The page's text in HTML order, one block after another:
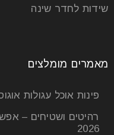
שידות לחדר שינה
מאמרים מומלצים
פינות אוכל עגולות אוגוסט
רהיטים ושטיחים –
2026